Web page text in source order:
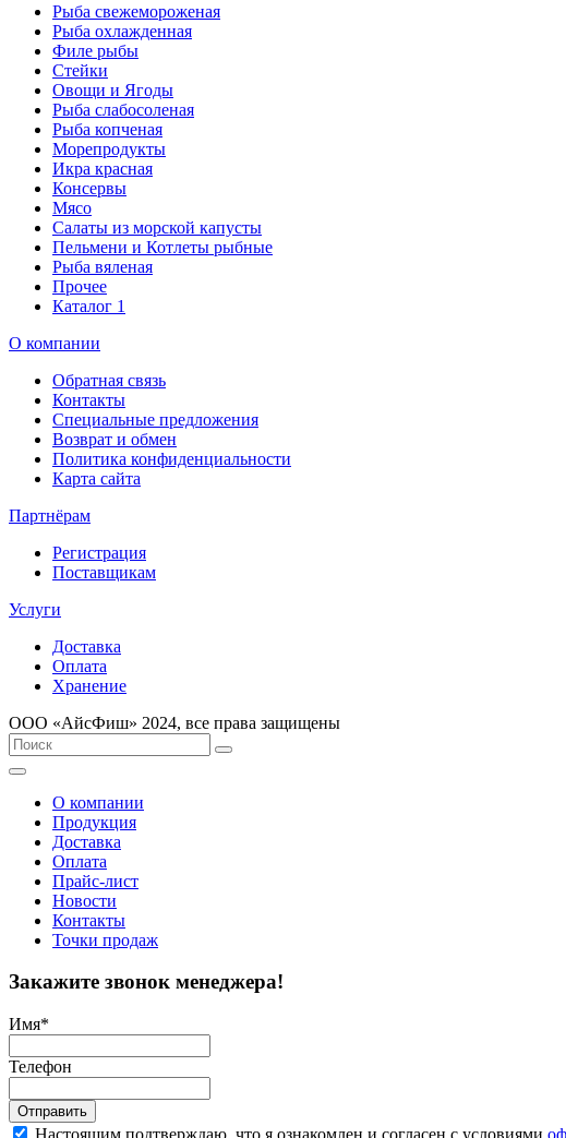
Рыба свежемороженая
Рыба охлажденная
Филе рыбы
Стейки
Овощи и Ягоды
Рыба слабосоленая
Рыба копченая
Морепродукты
Икра красная
Консервы
Мясо
Салаты из морской капусты
Пельмени и Котлеты рыбные
Рыба вяленая
Прочее
Каталог 1
О компании
Обратная связь
Контакты
Специальные предложения
Возврат и обмен
Политика конфиденциальности
Карта сайта
Партнёрам
Регистрация
Поставщикам
Услуги
Доставка
Оплата
Хранение
ООО «AйсФиш» 2024, все права защищены
О компании
Продукция
Доставка
Оплата
Прайс-лист
Новости
Контакты
Точки продаж
Закажите звонок менеджера!
Имя*
Телефон
Отправить